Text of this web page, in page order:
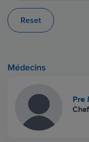
Reset
Médecins
Pre